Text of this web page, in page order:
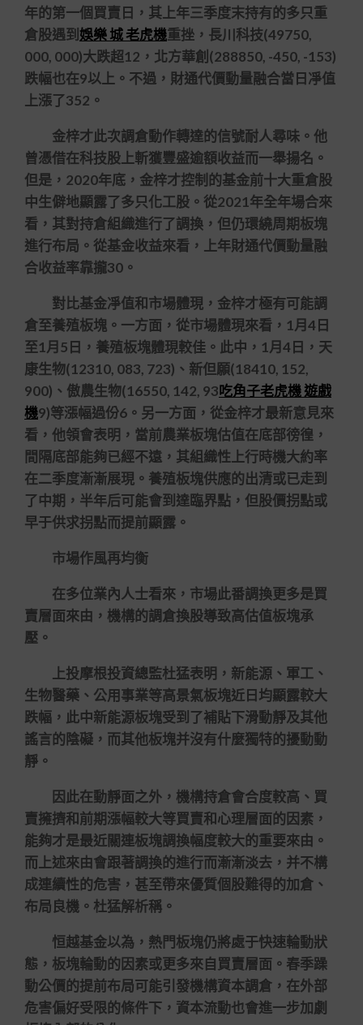
年的第一個買賣日，其上年三季度末持有的多只重
倉股遇到娛樂 城 老虎機重挫，長川科技(49750,
000, 000)大跌超12，北方華創(288850, -450, -153)
跌幅也在9以上。不過，財通代價動量融合當日凈值
上漲了352。
金梓才此次調倉動作轉達的信號耐人尋味。他
曾憑借在科技股上斬獲豐盛逾額收益而一舉揚名。
但是，2020年底，金梓才控制的基金前十大重倉股
中生僻地顯露了多只化工股。從2021年全年場合來
看，其對持倉組織進行了調換，但仍環繞周期板塊
進行布局。從基金收益來看，上年財通代價動量融
合收益率靠攏30。
對比基金凈值和市場體現，金梓才極有可能調
倉至養殖板塊。一方面，從市場體現來看，1月4日
至1月5日，養殖板塊體現較佳。此中，1月4日，天
康生物(12310, 083, 723)、新但願(18410, 152,
900)、傲農生物(16550, 142, 93吃角子老虎機 遊戲
機9)等漲幅過份6。另一方面，從金梓才最新意見來
看，他領會表明，當前農業板塊估值在底部徬徨，
間隔底部能夠已經不遠，其組織性上行時機大約率
在二季度漸漸展現。養殖板塊供應的出清或已走到
了中期，半年后可能會到達臨界點，但股價拐點或
早于供求拐點而提前顯露。
市場作風再均衡
在多位業內人士看來，市場此番調換更多是買
賣層面來由，機構的調倉換股導致高估值板塊承
壓。
上投摩根投資總監杜猛表明，新能源、軍工、
生物醫藥、公用事業等高景氣板塊近日均顯露較大
跌幅，此中新能源板塊受到了補貼下滑動靜及其他
謠言的陰礙，而其他板塊并沒有什麼獨特的擾動動
靜。
因此在動靜面之外，機構持倉會合度較高、買
賣擁擠和前期漲幅較大等買賣和心理層面的因素，
能夠才是最近關連板塊調換幅度較大的重要來由。
而上述來由會跟著調換的進行而漸漸淡去，并不構
成連續性的危害，甚至帶來優質個股難得的加倉、
布局良機。杜猛解析稱。
恒越基金以為，熱門板塊仍將處于快速輪動狀
態，板塊輪動的因素或更多來自買賣層面。春季躁
動公價的提前布局可能引發機構資本調倉，在外部
危害偏好受限的條件下，資本流動也會進一步加劇